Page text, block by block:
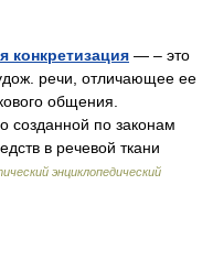
конкретизация — – это
речи, отличающее ее
общения.
созданной по законам
в речевой ткани
энциклопедический